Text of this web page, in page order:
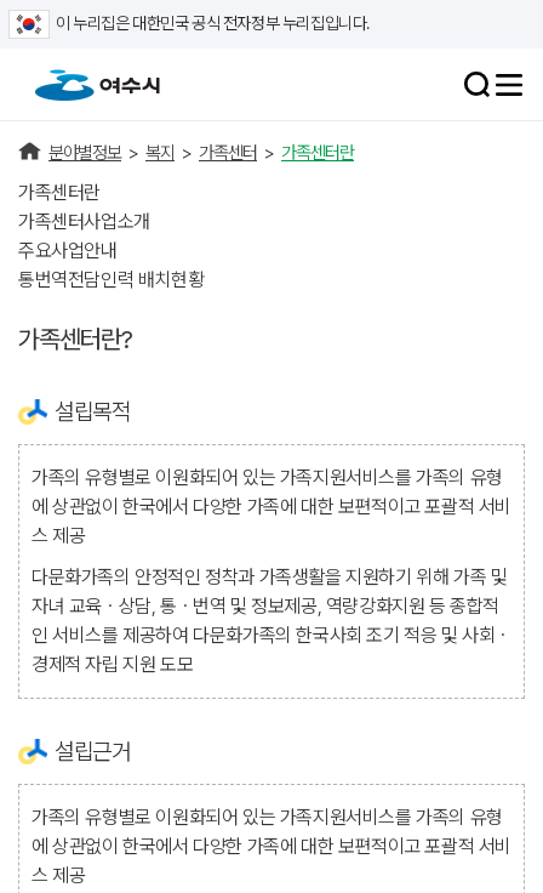
이 누리집은 대한민국 공식 전자정부 누리집입니다.
분야별정보 > 복지 > 가족센터 > 가족센터란
가족센터란
가족센터사업소개
주요사업안내
통번역전담인력 배치현황
가족센터란?
설립목적
가족의 유형별로 이원화되어 있는 가족지원서비스를 가족의 유형
에 상관없이 한국에서 다양한 가족에 대한 보편적이고 포괄적 서비
스 제공
다문화가족의 안정적인 정착과 가족생활을 지원하기 위해 가족 및
자녀 교육ㆍ상담, 통ㆍ번역 및 정보제공, 역량강화지원 등 종합적
인 서비스를 제공하여 다문화가족의 한국사회 조기 적응 및 사회ㆍ
경제적 자립 지원 도모
설립근거
가족의 유형별로 이원화되어 있는 가족지원서비스를 가족의 유형
에 상관없이 한국에서 다양한 가족에 대한 보편적이고 포괄적 서비
스 제공